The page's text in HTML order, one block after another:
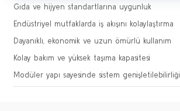
Gıda ve hijyen standartlarına uygunluk
Endüstriyel mutfaklarda iş akışını kolaylaştırma
Dayanıklı, ekonomik ve uzun ömürlü kullanım
Kolay bakım ve yüksek taşıma kapasitesi
Modüler yapı sayesinde sistem genişletilebilirliği